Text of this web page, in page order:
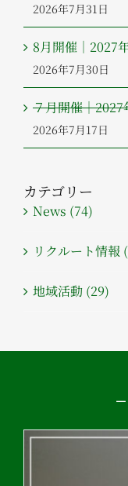
2026年7月31日
8月開催｜2027
2026年7月30日
７月開催｜
2026年7月17日
カテゴリー
News (74)
リクルート情報
地域活動 (29)